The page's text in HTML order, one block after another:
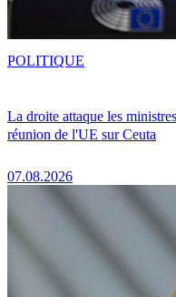
La droite attaque les
réunion de l'UE sur Ceuta
07.08.2026
POLITIQUE